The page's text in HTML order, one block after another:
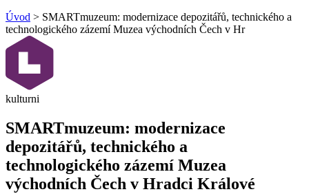
Úvod > SMARTmuzeum: modernizace depozitářů, technického a
technologického zázemí Muzea východních Čech v Hr
kulturni
SMARTmuzeum: modernizace
depozitářů, technického a
technologického zázemí Muzea
východních Čech v Hradci Králové